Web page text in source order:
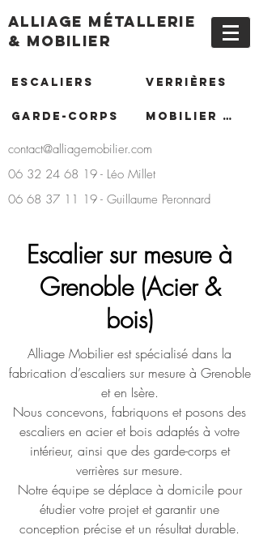
Alliage Métallerie
& Mobilier
Escaliers Verrières
Garde-corps Mobilier / Amenagements
contact@alliagemobilier.com
06 32 24 68 19 - Léo Millet
06 68 37 11 19 - Guillaume Peronnard
Escalier sur mesure à
Grenoble (Acier &
bois)
Alliage Mobilier est spécialisé dans la
fabrication d’escaliers sur mesure à Grenoble
et en Isère.
Nous concevons, fabriquons et posons des
escaliers en acier et bois adaptés à votre
intérieur, ainsi que des garde-corps et
verrières sur mesure.
Notre équipe se déplace à domicile pour
étudier votre projet et garantir une
conception précise et un résultat durable.